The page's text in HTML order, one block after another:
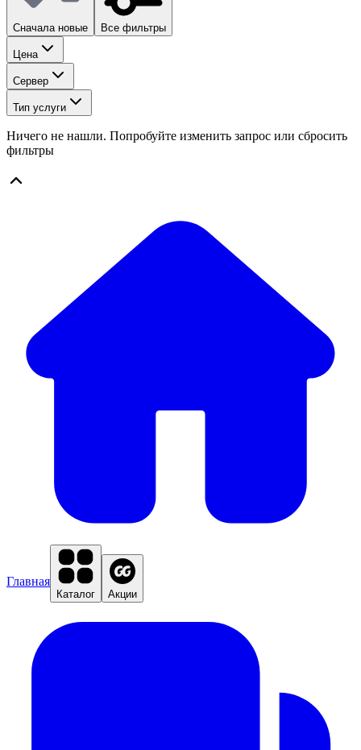
Сначала новые Все фильтры
Цена
Сервер
Тип услуги
Ничего не нашли. Попробуйте изменить запрос или сбросить
фильтры
Главная
Каталог Акции